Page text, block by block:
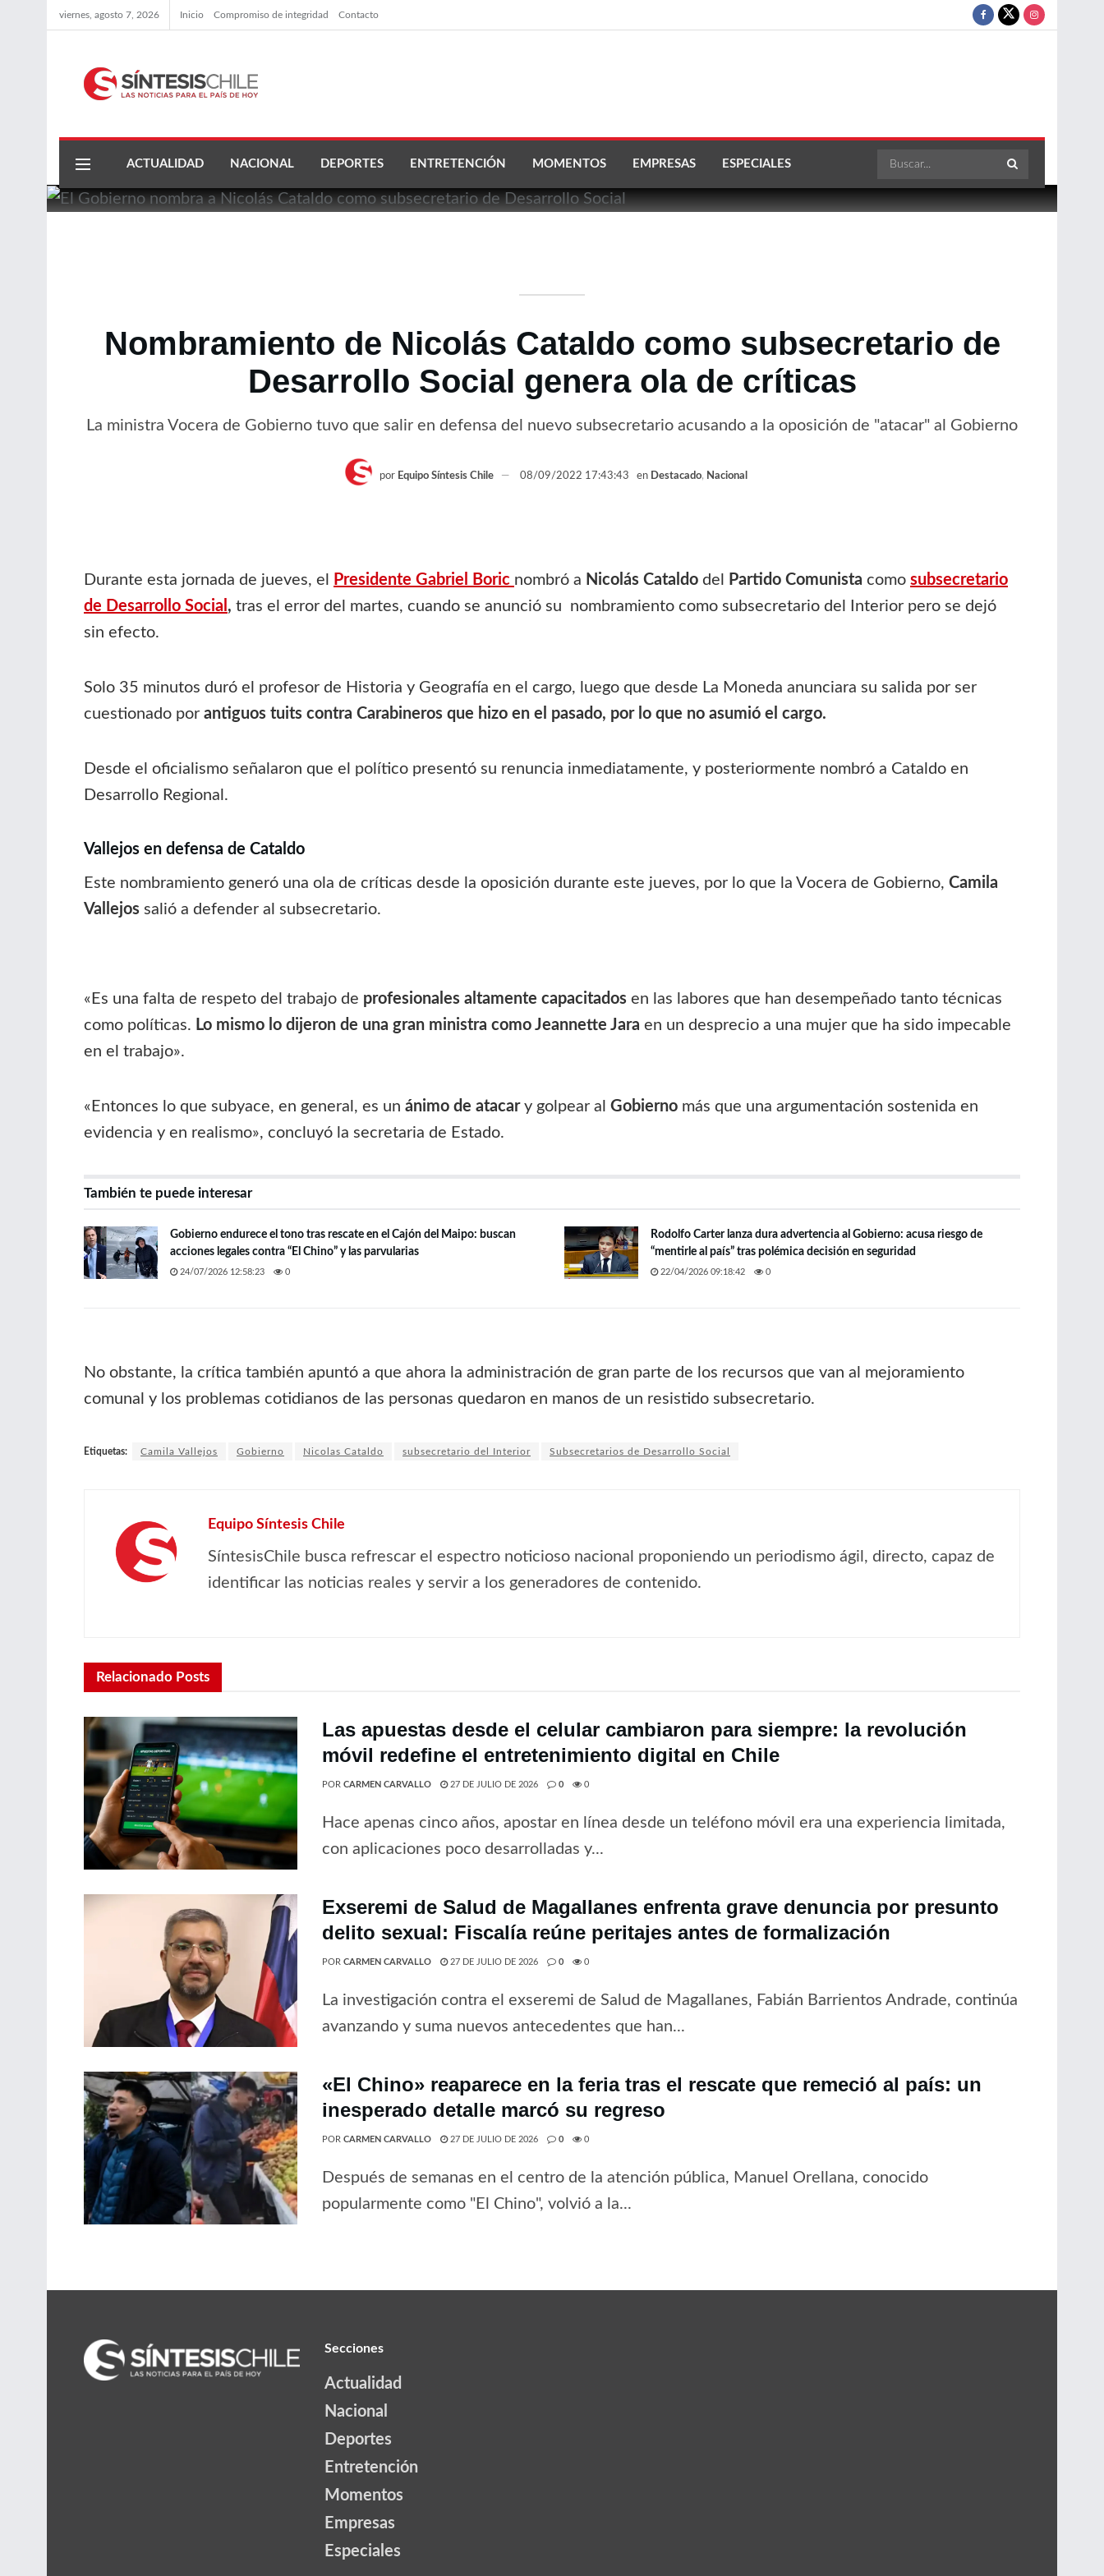
viernes, agosto 7, 2026 Inicio Compromiso de integridad Contacto
ACTUALIDAD NACIONAL DEPORTES ENTRETENCIÓN MOMENTOS EMPRESAS ESPECIALES
Nombramiento de Nicolás Cataldo como subsecretario de
Desarrollo Social genera ola de críticas
La ministra Vocera de Gobierno tuvo que salir en defensa del nuevo subsecretario acusando a la oposición de "atacar" al Gobierno
por Equipo Síntesis Chile 08/09/2022 17:43:43 en Destacado, Nacional
Durante esta jornada de jueves, el Presidente Gabriel Boric nombró a Nicolás Cataldo del Partido Comunista como subsecretario
de Desarrollo Social , tras el error del martes, cuando se anunció su nombramiento como subsecretario del Interior pero se dejó
sin efecto.
Solo 35 minutos duró el profesor de Historia y Geografía en el cargo, luego que desde La Moneda anunciara su salida por ser
cuestionado por antiguos tuits contra Carabineros que hizo en el pasado, por lo que no asumió el cargo.
Desde el oficialismo señalaron que el político presentó su renuncia inmediatamente, y posteriormente nombró a Cataldo en
Desarrollo Regional.
Vallejos en defensa de Cataldo
Este nombramiento generó una ola de críticas desde la oposición durante este jueves, por lo que la Vocera de Gobierno, Camila
Vallejos salió a defender al subsecretario.
«Es una falta de respeto del trabajo de profesionales altamente capacitados en las labores que han desempeñado tanto técnicas
como políticas. Lo mismo lo dijeron de una gran ministra como Jeannette Jara en un desprecio a una mujer que ha sido impecable
en el trabajo».
«Entonces lo que subyace, en general, es un ánimo de atacary golpear al Gobierno más que una argumentación sostenida en
evidencia y en realismo», concluyó la secretaria de Estado.
También te puede interesar
Gobierno endurece el tono tras rescate en el Cajón del Maipo: buscan
acciones legales contra “El Chino” y las parvularias
24/07/2026 12:58:23 0
Rodolfo Carter lanza dura advertencia al Gobierno: acusa riesgo de
“mentirle al país” tras polémica decisión en seguridad
22/04/2026 09:18:42 0
No obstante, la crítica también apuntó a que ahora la administración de gran parte de los recursos que van al mejoramiento
comunal y los problemas cotidianos de las personas quedaron en manos de un resistido subsecretario.
Etiquetas: Camila Vallejos Gobierno Nicolas Cataldo subsecretario del Interior Subsecretarios de Desarrollo Social
Equipo Síntesis Chile
SíntesisChile busca refrescar el espectro noticioso nacional proponiendo un periodismo ágil, directo, capaz de
identificar las noticias reales y servir a los generadores de contenido.
Relacionado Posts
Las apuestas desde el celular cambiaron para siempre: la revolución
móvil redefine el entretenimiento digital en Chile
POR CARMEN CARVALLO 27 DE JULIO DE 2026 0 0
Hace apenas cinco años, apostar en línea desde un teléfono móvil era una experiencia limitada,
con aplicaciones poco desarrolladas y...
Exseremi de Salud de Magallanes enfrenta grave denuncia por presunto
delito sexual: Fiscalía reúne peritajes antes de formalización
POR CARMEN CARVALLO 27 DE JULIO DE 2026 0 0
La investigación contra el exseremi de Salud de Magallanes, Fabián Barrientos Andrade, continúa
avanzando y suma nuevos antecedentes que han...
«El Chino» reaparece en la feria tras el rescate que remeció al país: un
inesperado detalle marcó su regreso
POR CARMEN CARVALLO 27 DE JULIO DE 2026 0 0
Después de semanas en el centro de la atención pública, Manuel Orellana, conocido
popularmente como "El Chino", volvió a la...
Secciones
Actualidad
Nacional
Deportes
Entretención
Momentos
Empresas
Especiales